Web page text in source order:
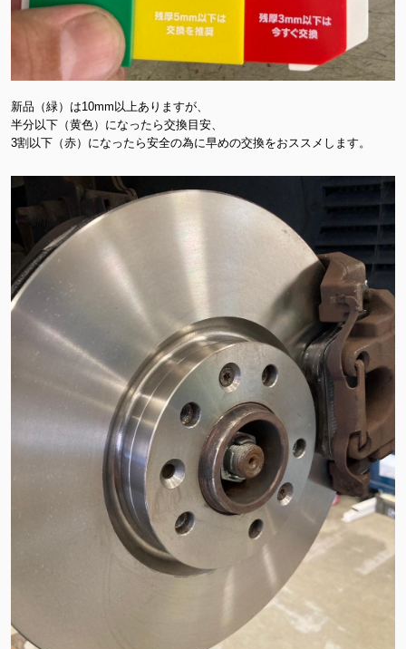
新品（緑）は10mm以上ありますが、
半分以下（黄色）になったら交換目安、
3割以下（赤）になったら安全の為に早めの交換をおススメします。